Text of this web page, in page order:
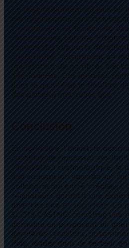
Le développement de jeux en
des réglementations strictes
transparence et la sécurité
responsables, comme
souvent des rapports
conformité, notamment en
(générateur de nombres
des données. Ces mesures
dans la qualité et la fiabilité
des plateformes telles que
Conclusion
En définitive, l’industrie des
continue de repousser ses
l’innovation technologique, la
une conception centrée sur
collaboration entre créateurs
régulateurs garantit une
divertissante et sécurisée. La
SLOTS CASINO constitue une
domaine en proposant un
dernières créations,
Play, leader dans ce secteur